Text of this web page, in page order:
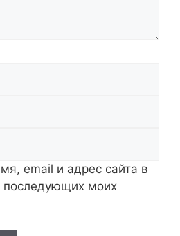
email и адрес сайта в
последующих моих